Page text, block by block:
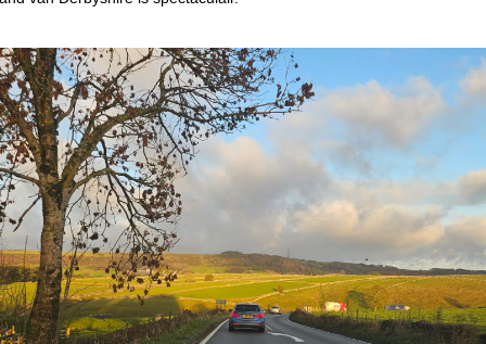
dol op golfbanen en de
Marbella. Een beetje
zijn ze kleurrijk, luidruchtig
in een zwerm zingen.
Eigenlijk is "zingen"
ruziën en kletsen van
Spaanse familielunch.